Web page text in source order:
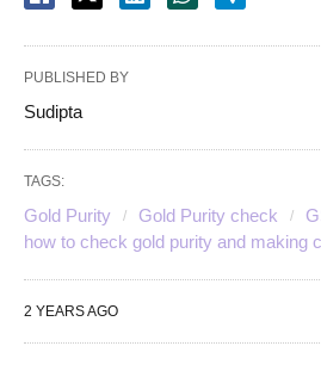
PUBLISHED BY
Sudipta
TAGS:
Gold Purity Gold Purity check
how to check gold purity and making
2 YEARS AGO